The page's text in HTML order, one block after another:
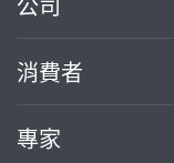
關於我們
部落格
消費者
買服務
專家